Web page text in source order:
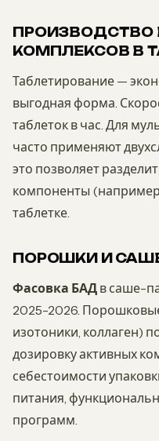
КОМПЛЕКСОВ В
Таблетирование —
выгодная форма.
таблеток в час. Для
часто применяют
это позволяет
компоненты
таблетке.
ПОРОШКИ И
Фасовка БАД в саше-
2025-2026.
изотоники, коллаген)
дозировку активных
себестоимости
питания,
программ.